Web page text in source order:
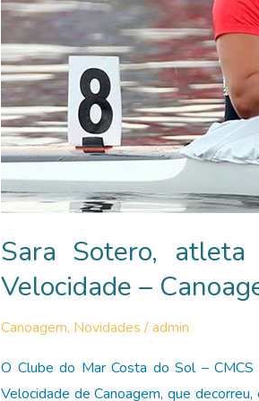
Sara Sotero,
Velocidade –
Canoagem, Novidades /admin
O Clube do Mar Costa do Sol –
Velocidade de Canoagem, que